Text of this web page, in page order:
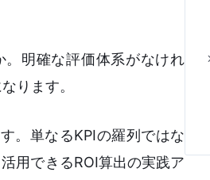
。明確な評価体系がなけれ
ります。
。単なるKPIの羅列ではな
用できるROI算出の実践ア